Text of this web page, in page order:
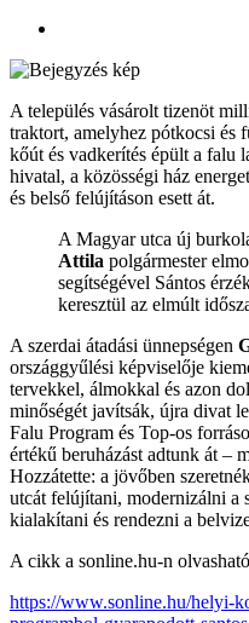
A település vásárolt tizenöt
traktort, amelyhez pótkocsi és
kőút és vadkerítés épült a falu
hivatal, a közösségi ház
és belső felújításon esett át.
A Magyar utca új
Attila polgármester
segítségével Sántos
keresztül az elmúlt
A szerdai átadási ünnepségen
országgyűlési képviselője
tervekkel, álmokkal és azon
minőségét javítsák, újra divat
Falu Program és Top-os
értékű beruházást adtunk át –
Hozzátette: a jövőben
utcát felújítani, modernizálni a
kialakítani és rendezni a
A cikk a sonline.hu-n
https://www.sonline.hu/helyi-